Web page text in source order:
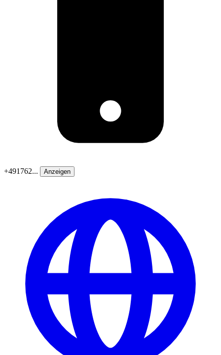
+491762... Anzeigen